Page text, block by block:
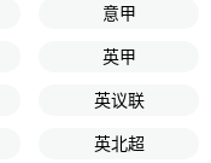
意甲
英甲
英议联
英北超